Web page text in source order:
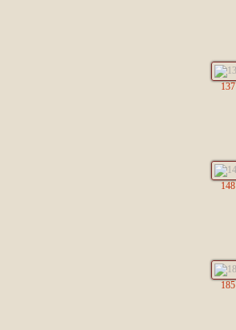
137
148
185